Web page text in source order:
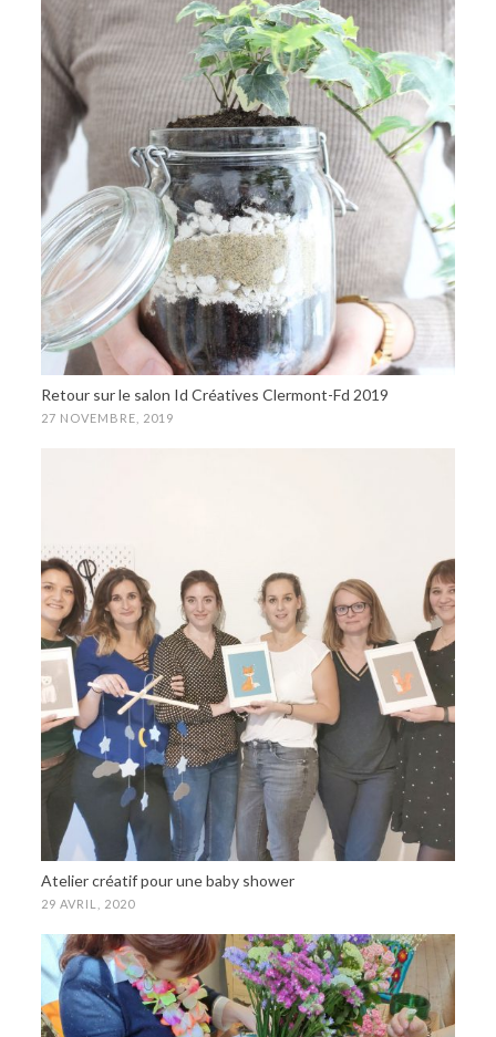
Retour sur le salon Id Créatives Clermont-Fd 2019
27 NOVEMBRE, 2019
Atelier créatif pour une baby shower
29 AVRIL, 2020